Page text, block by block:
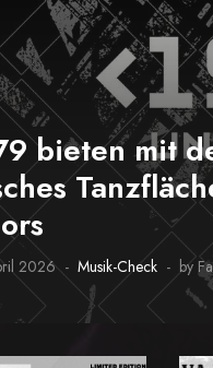
bieten mit
2026 Musik-Check by